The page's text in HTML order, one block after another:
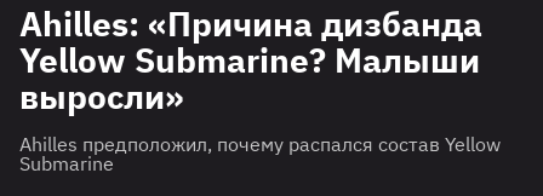
Ahilles: «Причина дизбанда
Yellow Submarine? Малыши
выросли»
Ahilles предположил, почему распался состав Yellow
Submarine